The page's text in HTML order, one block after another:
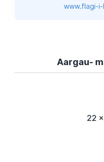
www.flagi-i-
Aargau-
22